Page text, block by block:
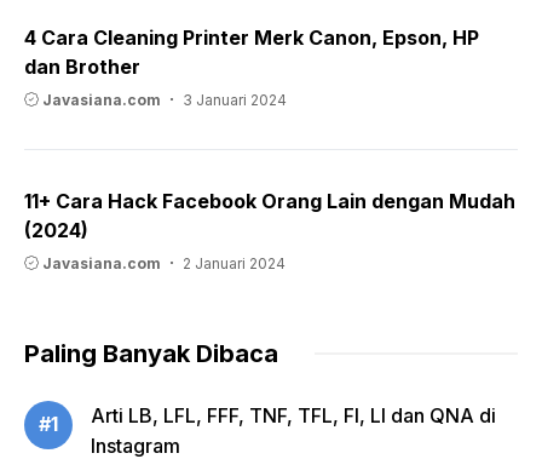
4 Cara Cleaning Printer Merk Canon, Epson, HP
dan Brother
Javasiana.com 3 Januari 2024
11+ Cara Hack Facebook Orang Lain dengan Mudah
(2024)
Javasiana.com 2 Januari 2024
Paling Banyak Dibaca
#1
Arti LB, LFL, FFF, TNF, TFL, FI, LI dan QNA di
Instagram